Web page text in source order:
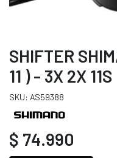
SHIFTER
11 ) - 3X 2X 11S
SKU: AS59388
$ 74.990